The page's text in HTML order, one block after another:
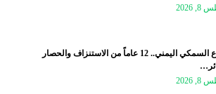
2026
القطاع السمكي اليمني.. 12 عاماً من الاستنزاف والحصار